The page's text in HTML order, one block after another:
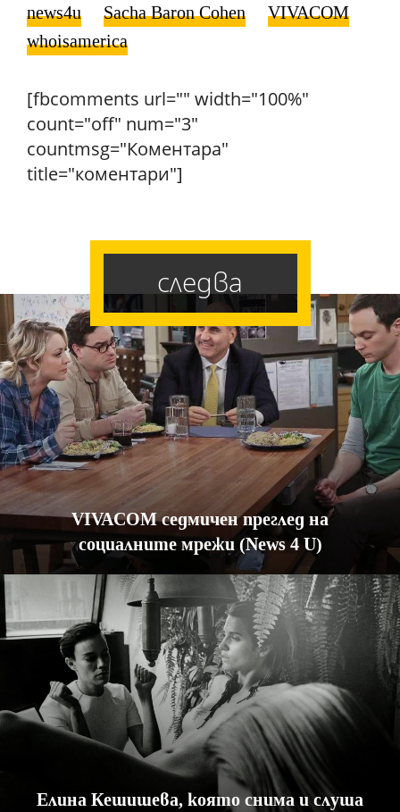
news4u Sacha Baron Cohen
VIVACOM
whoisamerica
[fbcomments url="" width="100%"
count="off" num="3"
countmsg="Коментара"
title="коментари"]
следва
VIVACOM седмичен преглед на
социалните мрежи (News 4 U)
Елина Кешишева, която снима и слуша